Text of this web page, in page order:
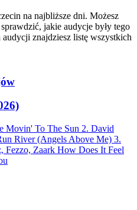
na najbliższe dni. Możesz
jakie audycje były tego
audycji znajdziesz listę wszystkich
Movin' To The Sun 2. David
River (Angels Above Me) 3.
Fezzo, Zaark How Does It Feel